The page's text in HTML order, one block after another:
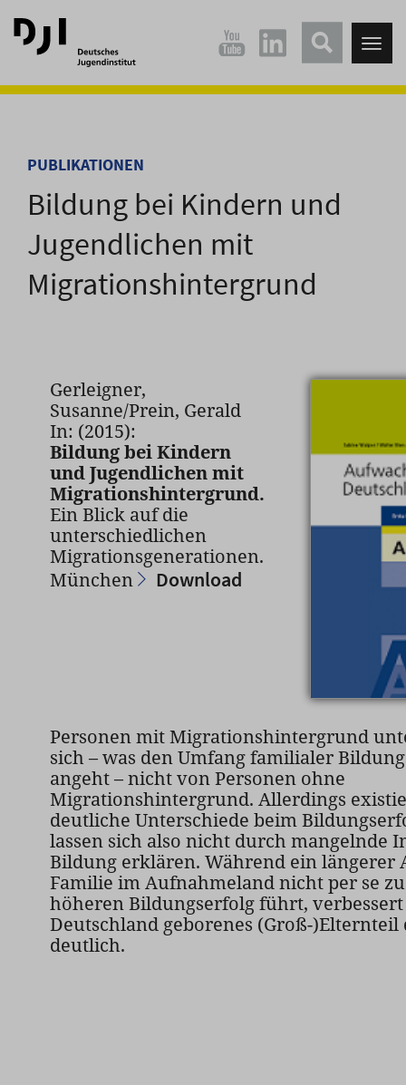
Direkt
zum
Hauptinhalt
Direkt
zum
Hauptmenü
PUBLIKATIONEN
Bildung bei Kindern und
Jugendlichen mit
Migrationshintergrund
Gerleigner,
Susanne/Prein, Gerald
In: (2015):
Bildung bei Kindern
und Jugendlichen mit
Migrationshintergrund.
Ein Blick auf die
unterschiedlichen
Migrationsgenerationen.
München
Download
Personen mit Migrationshintergrund
sich – was den Umfang familialer
angeht – nicht von Personen ohne
Migrationshintergrund. Allerdings
deutliche Unterschiede beim
lassen sich also nicht durch mangelnde
Bildung erklären. Während ein längerer
Familie im Aufnahmeland nicht per se
höheren Bildungserfolg führt,
Deutschland geborenes (Groß-)Elternteil
deutlich.